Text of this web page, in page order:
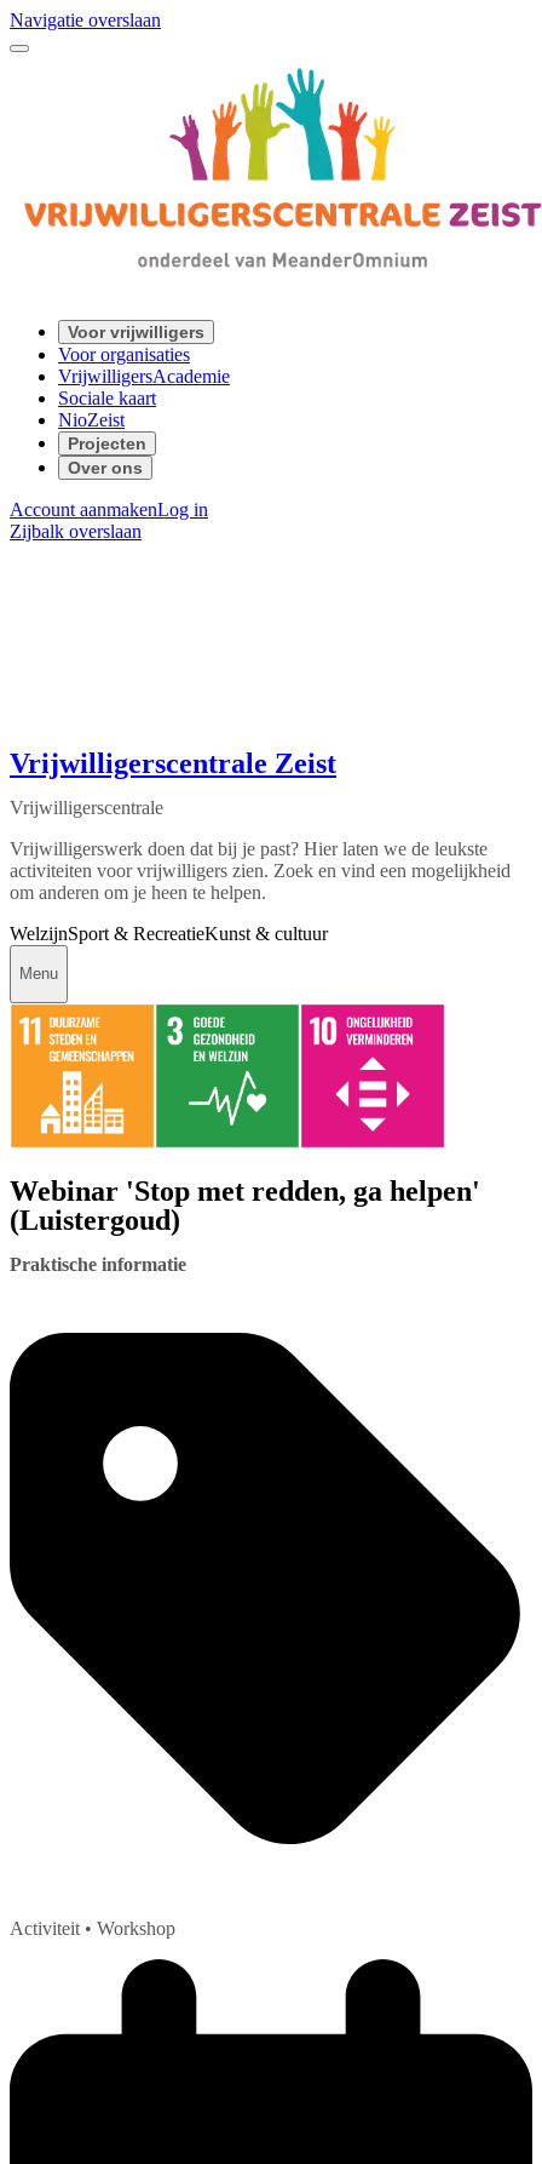
Navigatie overslaan
Voor vrijwilligers
Voor organisaties
VrijwilligersAcademie
Sociale kaart
NioZeist
Projecten
Over ons
Account aanmakenLog in
Zijbalk overslaan
Vrijwilligerscentrale Zeist
Vrijwilligerscentrale
Vrijwilligerswerk doen dat bij je past? Hier laten we de leukste
activiteiten voor vrijwilligers zien. Zoek en vind een mogelijkheid
om anderen om je heen te helpen.
WelzijnSport & RecreatieKunst & cultuur
Menu
Webinar 'Stop met redden, ga helpen'
(Luistergoud)
Praktische informatie
Activiteit • Workshop